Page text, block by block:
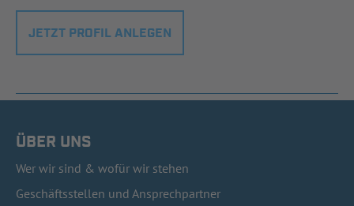
JETZT PROFIL ANLEGEN
ÜBER UNS
Wer wir sind & wofür wir stehen
Geschäftsstellen und Ansprechpartner